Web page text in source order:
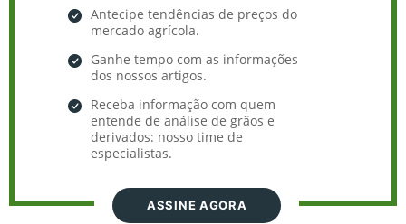
Antecipe tendências de preços do
mercado agrícola.
Ganhe tempo com as informações
dos nossos artigos.
Receba informação com quem
entende de análise de grãos e
derivados: nosso time de
especialistas.
ASSINE AGORA